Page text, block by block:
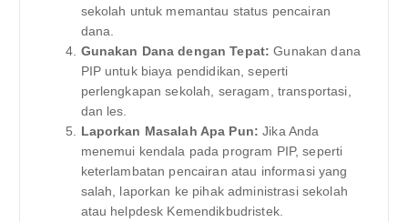
sekolah untuk memantau status pencairan
dana.
Gunakan Dana dengan Tepat: Gunakan dana
PIP untuk biaya pendidikan, seperti
perlengkapan sekolah, seragam, transportasi,
dan les.
Laporkan Masalah Apa Pun: Jika Anda
menemui kendala pada program PIP, seperti
keterlambatan pencairan atau informasi yang
salah, laporkan ke pihak administrasi sekolah
atau helpdesk Kemendikbudristek.